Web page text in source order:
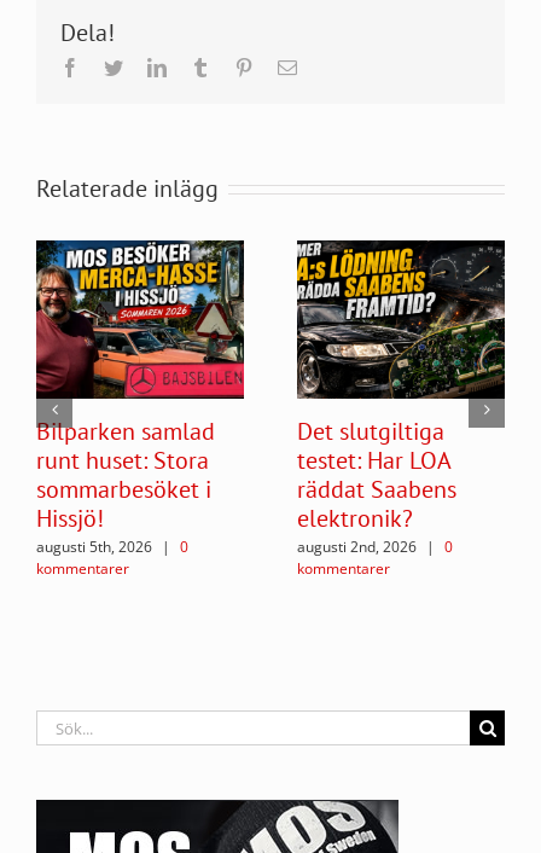
Dela!
Facebook
TwitterLinkedInTumblr Pinterest
E-
Relaterade inlägg
Bilparken samlad
runt huset: Stora
sommarbesöket i
Hissjö!
augusti 5th, 2026 |
0
kommentarer
Det slutgiltiga
testet: Har LOA
räddat Saabens
elektronik?
augusti 2nd, 2026 |
0
kommentarer
Sök
efter: